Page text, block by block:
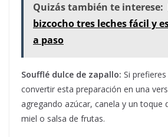
Quizás también te interese:
bizcocho tres leches fácil y
a paso
Soufflé dulce de zapallo: Si
convertir esta preparación en una
agregando azúcar, canela y un toque
miel o salsa de frutas.